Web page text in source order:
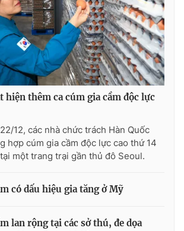
hiện thêm ca cúm gia cầm độc lực
12, các nhà chức trách Hàn Quốc
hợp cúm gia cầm độc lực cao thứ 14
một trang trại gần thủ đô Seoul.
có dấu hiệu gia tăng ở Mỹ
lan rộng tại các sở thú, đe dọa